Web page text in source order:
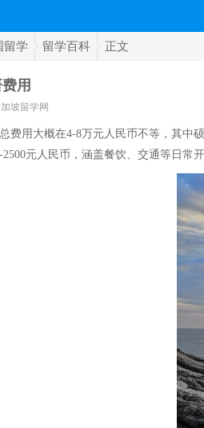
留学 留学百科 正文
用
坡留学网
费用大概在4-8万元人民币不等，其中
元人民币，涵盖餐饮、交通等日常开